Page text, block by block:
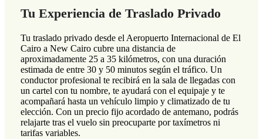
Tu Experiencia de Traslado Privado
Tu traslado privado desde el Aeropuerto Internacional de El
Cairo a New Cairo cubre una distancia de
aproximadamente 25 a 35 kilómetros, con una duración
estimada de entre 30 y 50 minutos según el tráfico. Un
conductor profesional te recibirá en la sala de llegadas con
un cartel con tu nombre, te ayudará con el equipaje y te
acompañará hasta un vehículo limpio y climatizado de tu
elección. Con un precio fijo acordado de antemano, podrás
relajarte tras el vuelo sin preocuparte por taxímetros ni
tarifas variables.